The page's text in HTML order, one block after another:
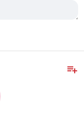
playlist_add